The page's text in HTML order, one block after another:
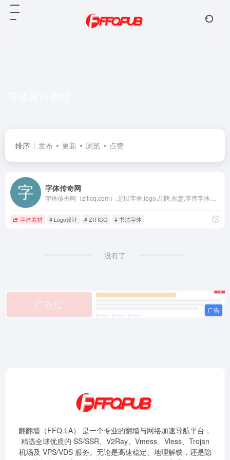
排序 发布 更新 浏览 点赞
字体传奇网
字体素材 # Logo设计 # ZITICQ # 书法字体
没有了
翻翻墙（FFQ.LA） 是一个专业的翻墙与网络加速导航平台，
精选全球优质的 SS/SSR、V2Ray、Vmess、Vless、Trojan
机场及 VPS/VDS 服务。无论是高速稳定、地理解锁，还是隐